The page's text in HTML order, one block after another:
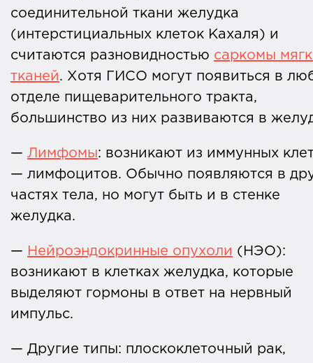
соединительной ткани желудка
(интерстициальных клеток Кахаля) и
считаются разновидностью саркомы
тканей. Хотя ГИСО могут появиться в
отделе пищеварительного тракта,
большинство из них развиваются в
— Лимфомы: возникают из иммунных
— лимфоцитов. Обычно появляются в
частях тела, но могут быть и в стенке
желудка.
— Нейроэндокринные опухоли (НЭО):
возникают в клетках желудка, которые
выделяют гормоны в ответ на нервный
импульс.
— Другие типы: плоскоклеточный рак,